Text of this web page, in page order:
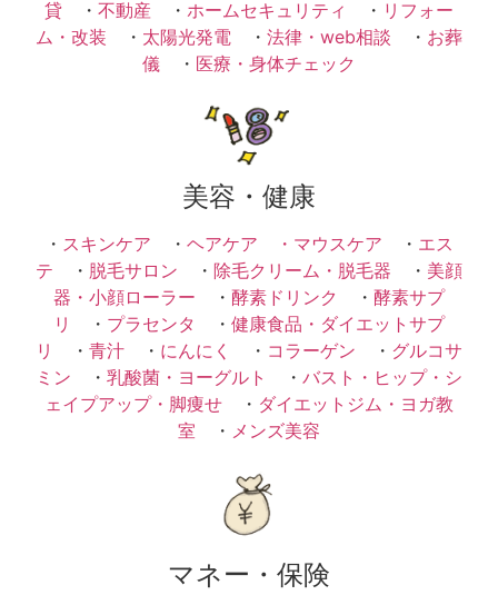
貸 ・ 不動産 ・ ホームセキュリティ ・ リフォー
ム・改装 ・ 太陽光発電 ・ 法律・web相談 ・ お葬
儀 ・ 医療・身体チェック
美容・健康
・ スキンケア ・ ヘアケア ・ マウスケア ・ エス
テ ・ 脱毛サロン ・ 除毛クリーム・脱毛器 ・ 美顔
器・小顔ローラー ・ 酵素ドリンク ・ 酵素サプ
リ
・ プラセンタ ・ 健康食品・ダイエットサプ
リ
・ 青汁 ・ にんにく ・ コラーゲン ・ グルコサ
ミン ・ 乳酸菌・ヨーグルト ・ バスト・ヒップ・シ
ェイプアップ・脚痩せ ・ ダイエットジム・ヨガ教
室 ・ メンズ美容
マネー・保険